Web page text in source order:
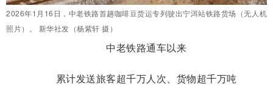
2026年1月16日，中老铁路首趟咖啡豆货运专列驶出宁洱站铁路货场（无人机
照片）。 新华社发（杨紫轩 摄）
中老铁路通车以来
累计发送旅客超千万人次、货物超千万吨